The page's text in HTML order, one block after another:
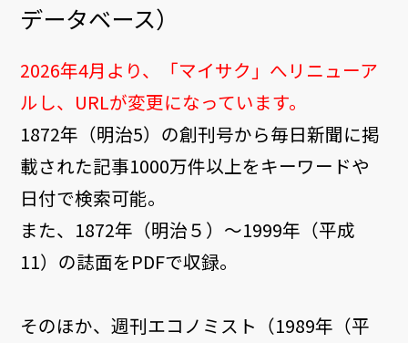
データベース）
2026年4月より、「マイサク」へリニューア
ルし、URLが変更になっています。
1872年（明治5）の創刊号から毎日新聞に掲
載された記事1000万件以上をキーワードや
日付で検索可能。
また、1872年（明治５）～1999年（平成
11）の誌面をPDFで収録。
そのほか、週刊エコノミスト（1989年（平